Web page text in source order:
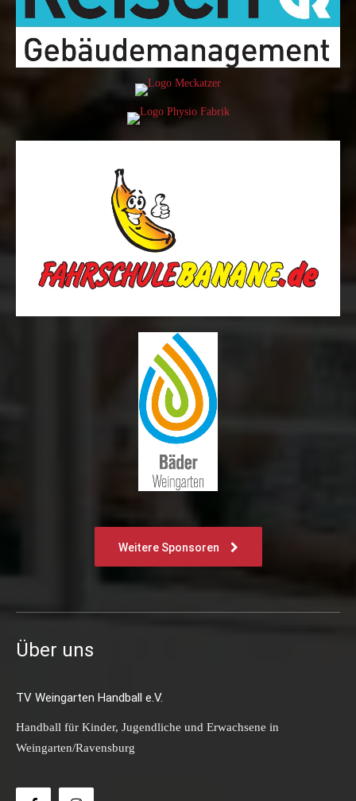
Weitere Sponsoren
Über uns
TV Weingarten Handball e.V.
Handball für Kinder, Jugendliche und Erwachsene in
Weingarten/Ravensburg